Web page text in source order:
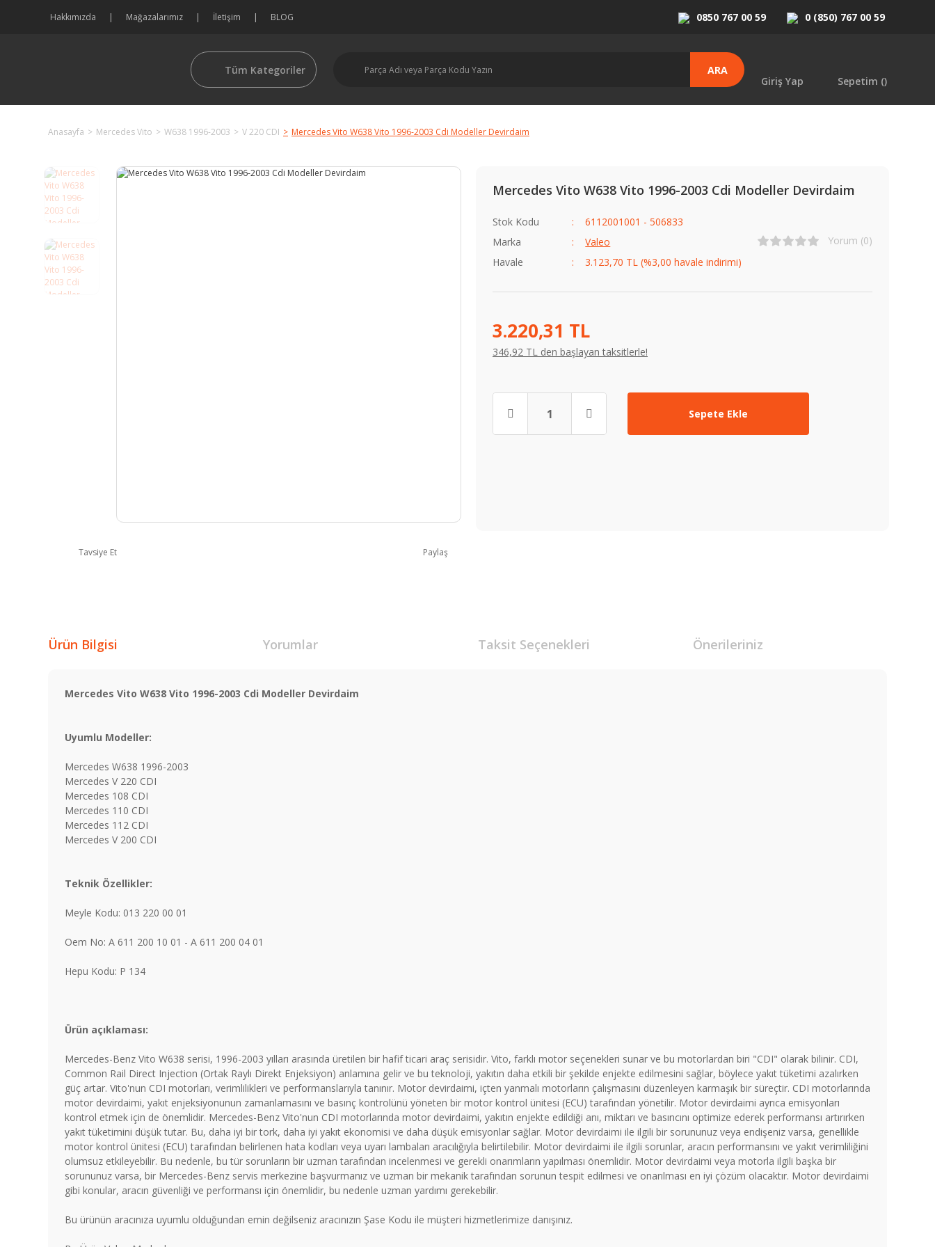
Hakkımızda Mağazalarımız İletişim BLOG 0850 767 00 59 0 (850) 767 00 59
Tüm Kategoriler
ARA
Giriş Yap
Sepetim ()
Anasayfa Mercedes Vito W638 1996-2003 V 220 CDI Mercedes Vito W638 Vito 1996-2003 Cdi Modeller Devirdaim
Tavsiye Et Paylaş
Mercedes Vito W638 Vito 1996-2003 Cdi Modeller Devirdaim
Stok Kodu
6112001001 - 506833
Marka
Valeo
Havale
3.123,70 TL (%3,00 havale indirimi)
Yorum (0)
3.220,31 TL
346,92 TL den başlayan taksitlerle!
Sepete Ekle
Ürün Bilgisi Yorumlar Taksit Seçenekleri Önerileriniz
Mercedes Vito W638 Vito 1996-2003 Cdi Modeller Devirdaim
Uyumlu Modeller:
Mercedes W638 1996-2003
Mercedes V 220 CDI
Mercedes 108 CDI
Mercedes 110 CDI
Mercedes 112 CDI
Mercedes V 200 CDI
Teknik Özellikler:
Meyle Kodu: 013 220 00 01
Oem No: A 611 200 10 01 - A 611 200 04 01
Hepu Kodu: P 134
Ürün açıklaması:
Mercedes-Benz Vito W638 serisi, 1996-2003 yılları arasında üretilen bir hafif ticari araç serisidir. Vito, farklı motor seçenekleri sunar ve bu motorlardan biri "CDI" olarak bilinir. CDI,
Common Rail Direct Injection (Ortak Raylı Direkt Enjeksiyon) anlamına gelir ve bu teknoloji, yakıtın daha etkili bir şekilde enjekte edilmesini sağlar, böylece yakıt tüketimi azalırken
güç artar. Vito'nun CDI motorları, verimlilikleri ve performanslarıyla tanınır. Motor devirdaimi, içten yanmalı motorların çalışmasını düzenleyen karmaşık bir süreçtir. CDI motorlarında
motor devirdaimi, yakıt enjeksiyonunun zamanlamasını ve basınç kontrolünü yöneten bir motor kontrol ünitesi (ECU) tarafından yönetilir. Motor devirdaimi ayrıca emisyonları
kontrol etmek için de önemlidir. Mercedes-Benz Vito'nun CDI motorlarında motor devirdaimi, yakıtın enjekte edildiği anı, miktarı ve basıncını optimize ederek performansı artırırken
yakıt tüketimini düşük tutar. Bu, daha iyi bir tork, daha iyi yakıt ekonomisi ve daha düşük emisyonlar sağlar. Motor devirdaimi ile ilgili bir sorununuz veya endişeniz varsa, genellikle
motor kontrol ünitesi (ECU) tarafından belirlenen hata kodları veya uyarı lambaları aracılığıyla belirtilebilir. Motor devirdaimi ile ilgili sorunlar, aracın performansını ve yakıt verimliliğini
olumsuz etkileyebilir. Bu nedenle, bu tür sorunların bir uzman tarafından incelenmesi ve gerekli onarımların yapılması önemlidir. Motor devirdaimi veya motorla ilgili başka bir
sorununuz varsa, bir Mercedes-Benz servis merkezine başvurmanız ve uzman bir mekanik tarafından sorunun tespit edilmesi ve onarılması en iyi çözüm olacaktır. Motor devirdaimi
gibi konular, aracın güvenliği ve performansı için önemlidir, bu nedenle uzman yardımı gerekebilir.
Bu ürünün aracınıza uyumlu olduğundan emin değilseniz aracınızın Şase Kodu ile müşteri hizmetlerimize danışınız.